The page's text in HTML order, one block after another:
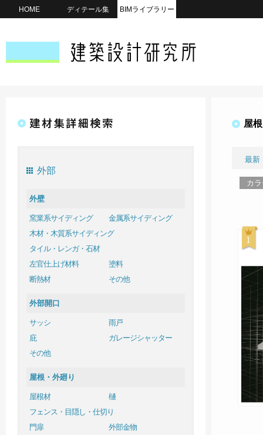
HOME ディテール集 BIMライブラリー
外部
外壁
窯業系サイディング
金属系サイディング
木材・木質系サイディング
タイル・レンガ・石材
左官仕上げ材料
塗料
断熱材
その他
外部開口
サッシ
雨戸
庇
ガレージシャッター
その他
屋根・外廻り
屋根材
樋
フェンス・目隠し・仕切り
門扉
外部金物
屋
最新
カ